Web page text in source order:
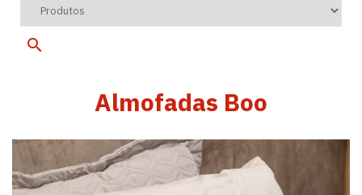
Almofadas Boo